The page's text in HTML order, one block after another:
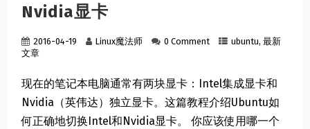
Nvidia显卡
2016-04-19 Linux魔法师 0 Comment ubuntu,最新
文章
现在的笔记本电脑通常有两块显卡：Intel集成显卡和
Nvidia（英伟达）独立显卡。这篇教程介绍Ubuntu如
何正确地切换Intel和Nvidia显卡。 你应该使用哪一个